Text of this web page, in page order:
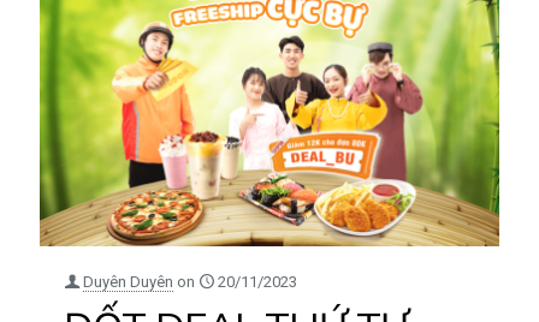
Duyên Duyên on 20/11/2023